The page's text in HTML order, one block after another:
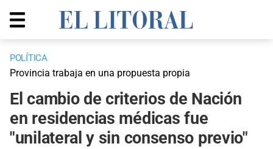
POLÍTICA
Provincia trabaja en una propuesta propia
El cambio de criterios de Nación
en residencias médicas fue
"unilateral y sin consenso previo"